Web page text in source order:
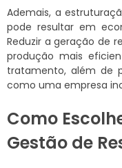
Ademais, a
pode resultar em
Reduzir a geração de
produção mais
tratamento, além de
como uma empresa
Como
Gestão de